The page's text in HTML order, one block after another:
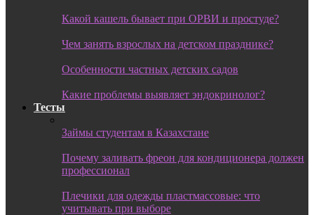
Какой кашель бывает при ОРВИ и простуде?
Чем занять взрослых на детском празднике?
Особенности частных детских садов
Какие проблемы выявляет эндокринолог?
Тесты
Займы студентам в Казахстане
Почему заливать фреон для кондиционера должен
профессионал
Плечики для одежды пластмассовые: что
учитывать при выборе